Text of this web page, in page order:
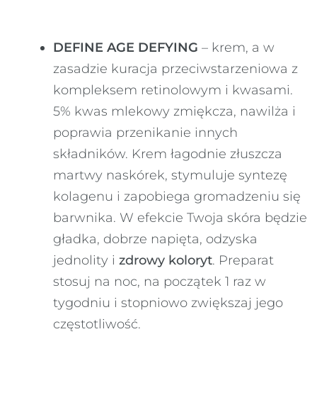
DEFINE AGE DEFYING – krem, a w
zasadzie kuracja przeciwstarzeniowa z
kompleksem retinolowym i kwasami.
5% kwas mlekowy zmiękcza, nawilża i
poprawia przenikanie innych
składników. Krem łagodnie złuszcza
martwy naskórek, stymuluje syntezę
kolagenu i zapobiega gromadzeniu się
barwnika. W efekcie Twoja skóra będzie
gładka, dobrze napięta, odzyska
jednolity i zdrowy koloryt. Preparat
stosuj na noc, na początek 1 raz w
tygodniu i stopniowo zwiększaj jego
częstotliwość.